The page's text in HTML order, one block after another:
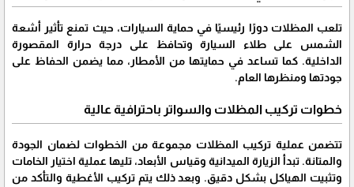
تلعب المظلات دورًا رئيسيًا في حماية السيارات، حيث تمنع تأثير أشعة
الشمس على طلاء السيارة وتحافظ على درجة حرارة المقصورة
الداخلية. كما تساعد في حمايتها من الأمطار، مما يضمن الحفاظ على
جودتها ومنظرها العام.
خطوات تركيب المظلات والسواتر باحترافية عالية
تتضمن عملية تركيب المظلات مجموعة من الخطوات لضمان الجودة
والمتانة. تبدأ الزيارة الميدانية وقياس الأبعاد، تليها عملية اختيار الخامات
وتثبيت الهياكل بشكل دقيق. وبعد ذلك يتم تركيب الأغطية والتأكد من